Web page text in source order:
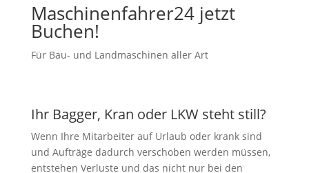
Maschinenfahrer24 jetzt
Buchen!
Für Bau- und Landmaschinen aller Art
Ihr Bagger, Kran oder LKW steht still?
Wenn Ihre Mitarbeiter auf Urlaub oder krank sind
und Aufträge dadurch verschoben werden müssen,
entstehen Verluste und das nicht nur bei den